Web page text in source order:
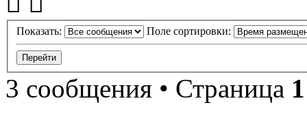
Показать: Поле сортировки:
3 сообщения • Страница 1